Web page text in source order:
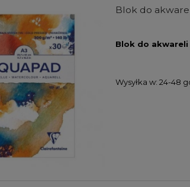
Blok do
Blok do akwareli
Wysyłka w: 24-48